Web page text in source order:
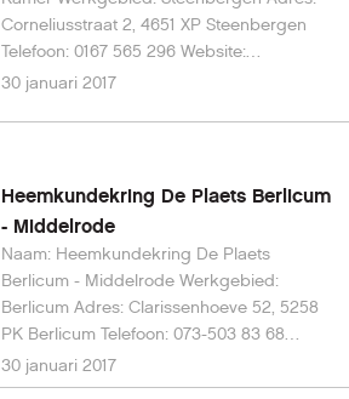
Corneliusstraat 2, 4651 XP Steenbergen
Telefoon: 0167 565 296 Website:
www.heemkundekringdesteenenkamer.nl
30 januari 2017
Heemkundekring De Plaets Berlicum
- Middelrode
Naam: Heemkundekring De Plaets
Berlicum - Middelrode Werkgebied:
Berlicum Adres: Clarissenhoeve 52, 5258
PK Berlicum Telefoon: 073-503 83 68
Website: deplaets.nl E-mail:
secretaris@deplaets.nl
30 januari 2017